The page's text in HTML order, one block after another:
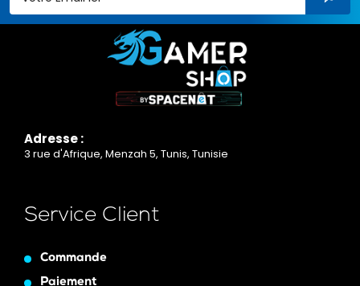
Adresse :
3 rue d'Afrique, Menzah 5, Tunis, Tunisie
Service Client
Commande
Paiement